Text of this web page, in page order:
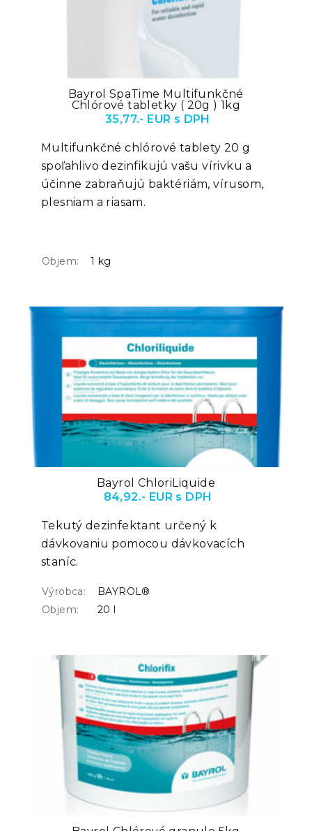
Bayrol SpaTime Multifunkčné
Chlórové tabletky ( 20g ) 1kg
35,77.- EUR s DPH
Multifunkčné chlórové tablety 20 g
spoľahlivo dezinfikujú vašu vírivku a
účinne zabraňujú baktériám, vírusom,
plesniam a riasam.
Objem: 1 kg
Bayrol ChloriLiquide
84,92.- EUR s DPH
Tekutý dezinfektant určený k
dávkovaniu pomocou dávkovacích
staníc.
Výrobca:
BAYROL®
Objem:
20 l